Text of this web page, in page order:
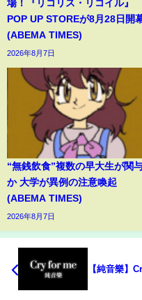
場！『リコリス・リコイル』
POP UP STOREが8月28日開
(ABEMA TIMES)
2026年8月7日
“無銭飲食”複数の早大生が関
か 大学が異例の注意喚起
(ABEMA TIMES)
2026年8月7日
【純音樂】